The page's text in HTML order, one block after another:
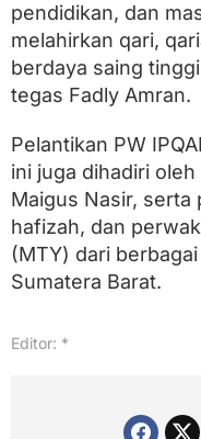
pendidikan, dan
melahirkan qari,
berdaya saing
tegas Fadly Amran.
Pelantikan PW
ini juga dihadiri oleh
Maigus Nasir, serta
hafizah, dan
(MTY) dari
Sumatera Barat.
Editor: *